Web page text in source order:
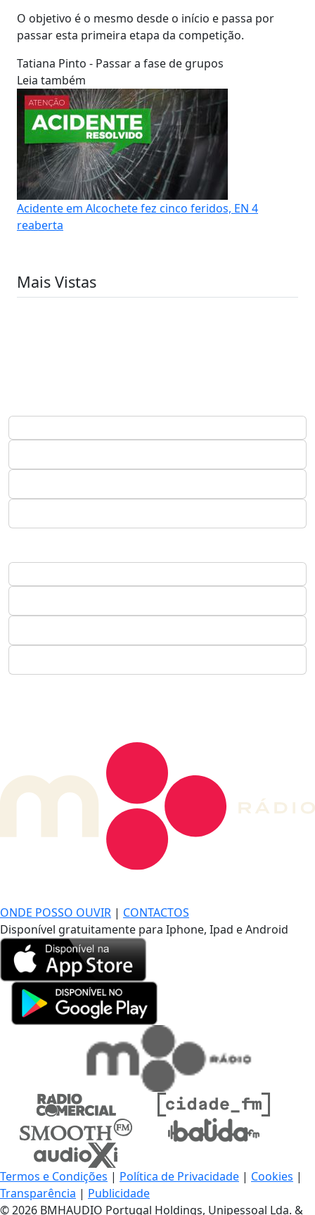
O objetivo é o mesmo desde o início e passa por
passar esta primeira etapa da competição.
Tatiana Pinto - Passar a fase de grupos
Leia também
Acidente em Alcochete fez cinco feridos, EN 4
reaberta
Mais Vistas
ONDE POSSO OUVIR | CONTACTOS
Disponível gratuitamente para Iphone, Ipad e Android
Termos e Condições | Política de Privacidade | Cookies |
Transparência | Publicidade
© 2026 BMHAUDIO Portugal Holdings, Unipessoal Lda. &